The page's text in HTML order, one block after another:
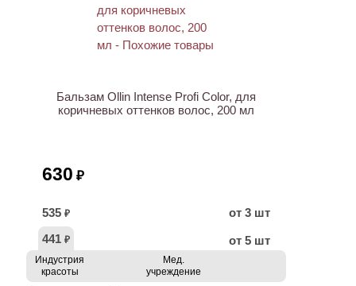
Бальзам Ollin Intense Profi Color, для
коричневых оттенков волос, 200 мл
630 ₽
535 ₽
от 3 шт
441 ₽ от 5 шт
Индустрия
красоты
Мед.
учреждение